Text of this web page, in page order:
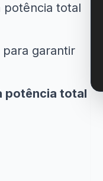
potência total
garantir
potência total